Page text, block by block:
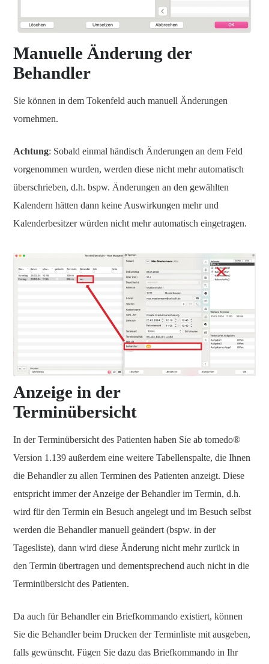
Manuelle Änderung der
Behandler
Sie können in dem Tokenfeld auch manuell Änderungen
vornehmen.
Achtung: Sobald einmal händisch Änderungen an dem Feld
vorgenommen wurden, werden diese nicht mehr automatisch
überschrieben, d.h. bspw. Änderungen an den gewählten
Kalendern hätten dann keine Auswirkungen mehr und
Kalenderbesitzer würden nicht mehr automatisch eingetragen.
Anzeige in der
Terminübersicht
In der Terminübersicht des Patienten haben Sie ab tomedo®
Version 1.139 außerdem eine weitere Tabellenspalte, die Ihnen
die Behandler zu allen Terminen des Patienten anzeigt. Diese
entspricht immer der Anzeige der Behandler im Termin, d.h.
wird für den Termin ein Besuch angelegt und im Besuch selbst
werden die Behandler manuell geändert (bspw. in der
Tagesliste), dann wird diese Änderung nicht mehr zurück in
den Termin übertragen und dementsprechend auch nicht in die
Terminübersicht des Patienten.
Da auch für Behandler ein Briefkommando existiert, können
Sie die Behandler beim Drucken der Terminliste mit ausgeben,
falls gewünscht. Fügen Sie dazu das Briefkommando in Ihr